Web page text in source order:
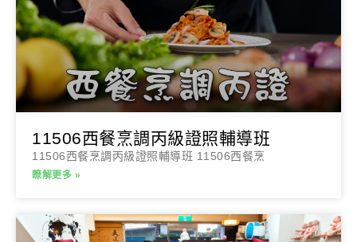
11506西餐烹調丙級證照輔導班
11506西餐烹調丙級證照輔導班 11506西餐烹
瞭解更多 »